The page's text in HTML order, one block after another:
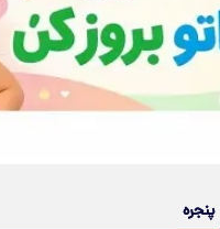
پنجره